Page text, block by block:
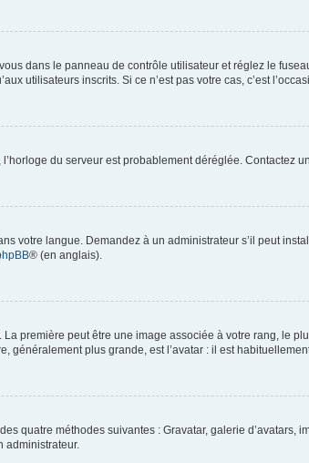
dans le panneau de contrôle utilisateur et réglez le
utilisateurs inscrits. Si ce n’est pas votre cas, c’est
du serveur est probablement déréglée. Contactez
votre langue. Demandez à un administrateur s’il peut
® (en anglais).
première peut être une image associée à votre rang, le
généralement plus grande, est l’avatar : il est
quatre méthodes suivantes : Gravatar, galerie d’avatars,
administrateur.